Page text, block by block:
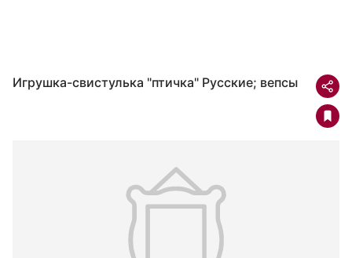
Игрушка-свистулька "птичка" Русские; вепсы